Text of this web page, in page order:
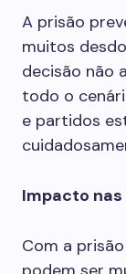
A prisão
muitos
decisão não
todo o
e partidos
Impacto nas
Com a